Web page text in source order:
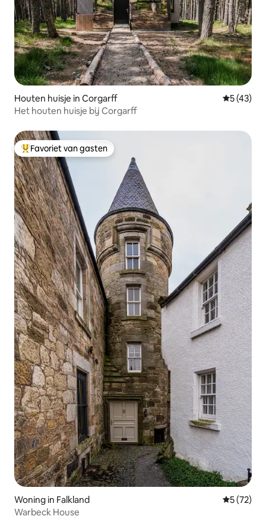
Houten huisje in Corgarff
5 (43)
Het houten huisje bij Corgarff
Topfavoriet van gasten
Favoriet van gasten
Woning in Falkland
5 (72)
Warbeck House